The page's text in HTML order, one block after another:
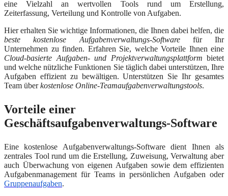
eine Vielzahl an wertvollen Tools rund um Erstellung,
Zeiterfassung, Verteilung und Kontrolle von Aufgaben.
Hier erhalten Sie wichtige Informationen, die Ihnen dabei helfen, die
beste kostenlose Aufgabenverwaltungs-Softwarefür Ihr
Unternehmen zu finden. Erfahren Sie, welche Vorteile Ihnen eine
Cloud-basierte Aufgaben- und Projektverwaltungsplattform bietet
und welche nützliche Funktionen Sie täglich dabei unterstützen, Ihre
Aufgaben effizient zu bewältigen. Unterstützen Sie Ihr gesamtes
Team überkostenlose Online-Teamaufgabenverwaltungstools.
Vorteile einer
Geschäftsaufgabenverwaltungs-Software
Eine kostenlose Aufgabenverwaltungs-Software dient Ihnen als
zentrales Tool rund um die Erstellung, Zuweisung, Verwaltung aber
auch Überwachung von eigenen Aufgaben sowie dem effizienten
Aufgabenmanagement für Teams in persönlichen Aufgaben oder
Gruppenaufgaben.